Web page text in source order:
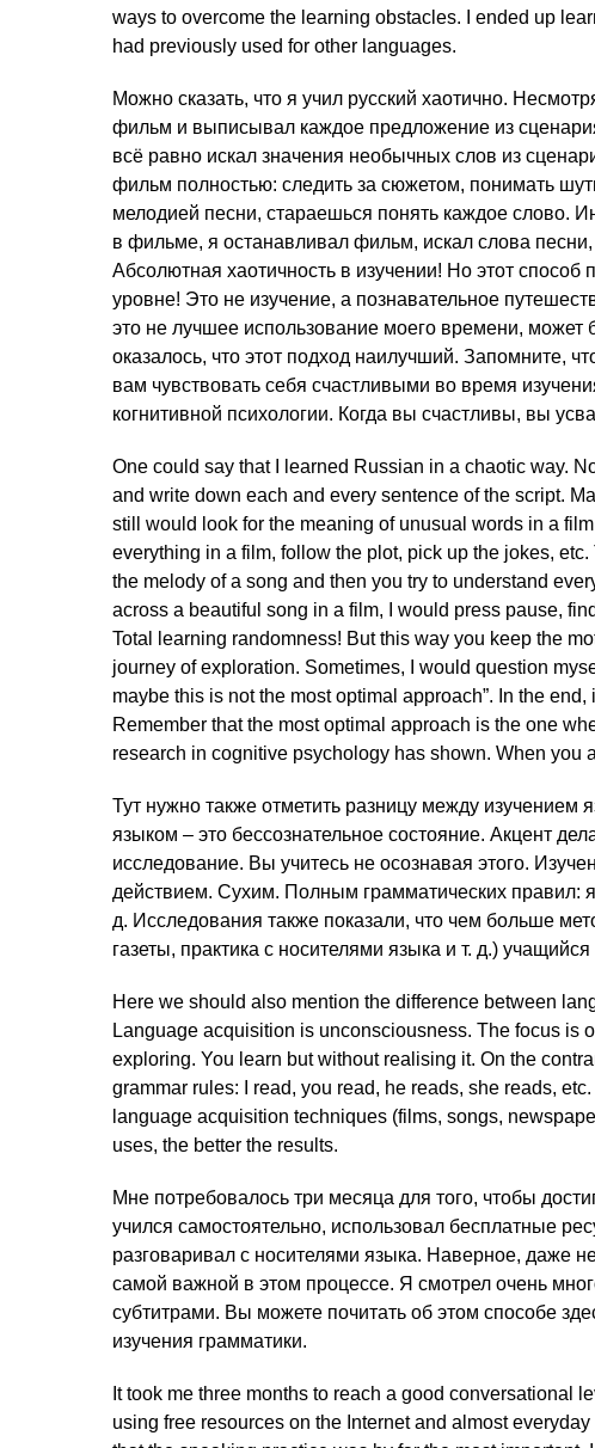
ways to overcome the learning obstacles. I ended up
had previously used for other languages.
Можно сказать, что я учил русский хаотично.
фильм и выписывал каждое предложение из
всё равно искал значения необычных слов из
фильм полностью: следить за сюжетом, понимать
мелодией песни, стараешься понять каждое слово.
в фильме, я останавливал фильм, искал слова песни,
Абсолютная хаотичность в изучении! Но этот
уровне! Это не изучение, а познавательное
это не лучшее использование моего времени,
оказалось, что этот подход наилучший. Запомните,
вам чувствовать себя счастливыми во время
когнитивной психологии. Когда вы счастливы, вы
One could say that I learned Russian in a chaotic way.
and write down each and every sentence of the script.
still would look for the meaning of unusual words in a
everything in a film, follow the plot, pick up the jokes,
the melody of a song and then you try to understand
across a beautiful song in a film, I would press pause,
Total learning randomness! But this way you keep the
journey of exploration. Sometimes, I would question
maybe this is not the most optimal approach”. In the
Remember that the most optimal approach is the one
research in cognitive psychology has shown. When you
Тут нужно также отметить разницу между
языком – это бессознательное состояние. Акцент
исследование. Вы учитесь не осознавая этого.
действием. Сухим. Полным грамматических правил: я
д. Исследования также показали, что чем больше
газеты, практика с носителями языка и т. д.)
Here we should also mention the difference between
Language acquisition is unconsciousness. The focus is
exploring. You learn but without realising it. On the
grammar rules: I read, you read, he reads, she reads,
language acquisition techniques (films, songs,
uses, the better the results.
Мне потребовалось три месяца для того, чтобы
учился самостоятельно, использовал бесплатные
разговаривал с носителями языка. Наверное, даже
самой важной в этом процессе. Я смотрел очень
субтитрами. Вы можете почитать об этом способе
изучения грамматики.
It took me three months to reach a good conversational
using free resources on the Internet and almost